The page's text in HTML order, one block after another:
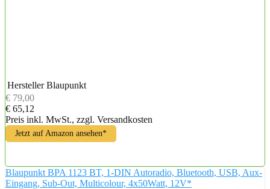
Hersteller Blaupunkt
€ 79,00
€ 65,12
Preis inkl. MwSt., zzgl. Versandkosten
Jetzt auf Amazon ansehen*
Blaupunkt BPA 1123 BT, 1-DIN Autoradio, Bluetooth, USB, Aux-
Eingang, Sub-Out, Multicolour, 4x50Watt, 12V*